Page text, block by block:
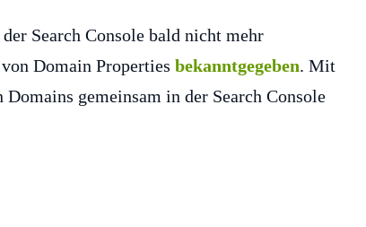
Search Console bald nicht mehr
Domain Properties bekanntgegeben. Mit
gemeinsam in der Search Console